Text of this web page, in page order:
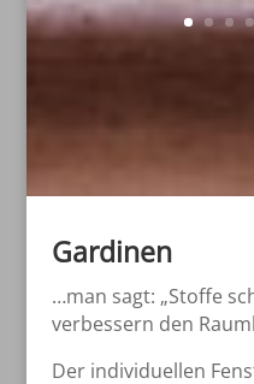
Gardinen
…man sagt: „Stoffe
verbessern den
Der individuellen